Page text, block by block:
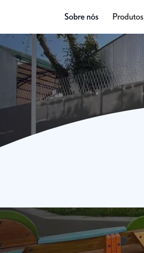
Sobre nós Produtos
SÃO LUÍS
atividades e exercícios físicos.